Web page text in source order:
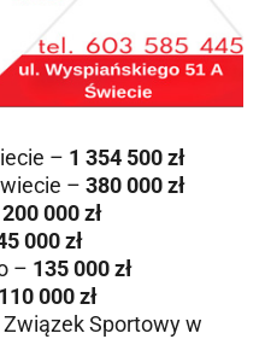
– 1 354 500 zł
– 380 000 zł
200 000 zł
000 zł
– 135 000 zł
110 000 zł
Sportowy w